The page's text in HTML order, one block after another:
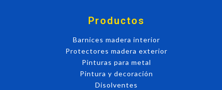
Productos
Barnices madera interior
Protectores madera exterior
Pinturas para metal
Pintura y decoración
Disolventes